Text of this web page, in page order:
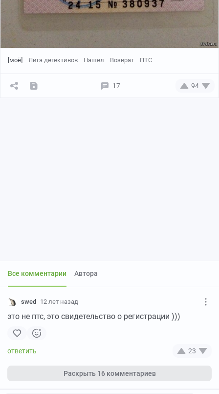
[моё] Лига детективов Нашел Возврат ПТС
17 94
Все комментарии Автора
swed 12 лет назад
это не птс, это свидетельство о регистрации )))
23
Раскрыть 16 комментариев